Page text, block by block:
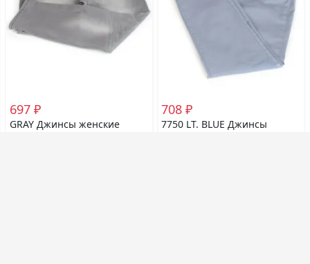
697 ₽
GRAY Джинсы женские
708 ₽
7750 LT. BLUE Джинсы